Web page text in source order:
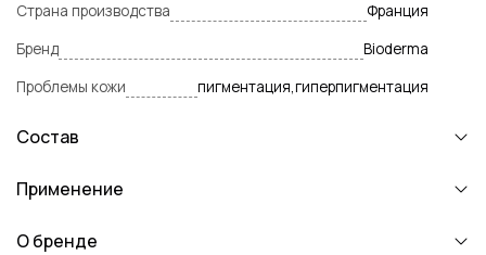
Страна производства
Франция
Бренд
Bioderma
Проблемы кожи
пигментация,гиперпигментация
Состав
Применение
О бренде